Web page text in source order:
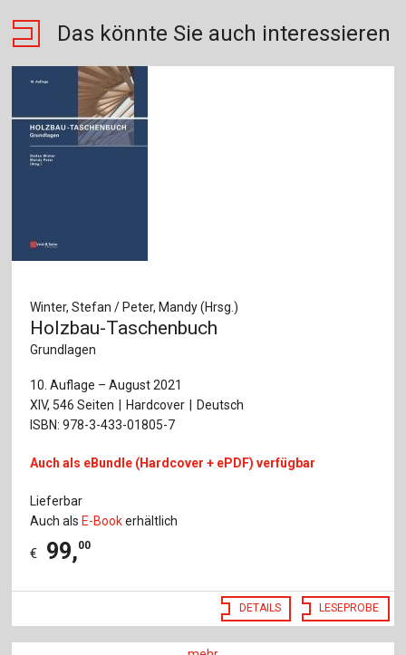
Das könnte Sie auch interessieren
Winter, Stefan / Peter, Mandy (Hrsg.)
Holzbau-Taschenbuch
Grundlagen
10. Auflage – August 2021
XIV, 546 Seiten
Hardcover
Deutsch
ISBN: 978-3-433-01805-7
Auch als eBundle (Hardcover + ePDF) verfügbar
Lieferbar
Auch alsE-Bookerhältlich
€ 99,00
DETAILS LESEPROBE